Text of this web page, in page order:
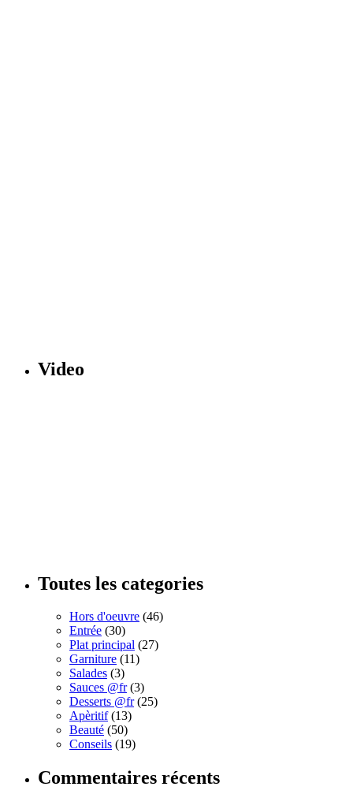
Video
Toutes les categories
Hors d'oeuvre (46)
Entrée (30)
Plat principal (27)
Garniture (11)
Salades (3)
Sauces @fr(3)
Desserts @fr(25)
Apèritif(13)
Beauté (50)
Conseils (19)
Commentaires récents